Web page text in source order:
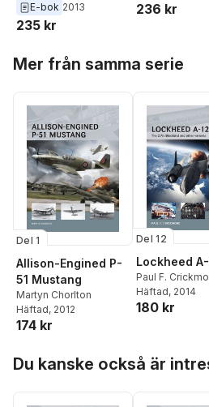
E-bok 2013
235 kr
236 kr
Mer från samma serie
Del 1
Allison-Engined P-
51 Mustang
Martyn Chorlton
Häftad, 2012
174 kr
Del 12
Lockheed A-
Paul F.
Häftad, 2014
180 kr
Du kanske också är